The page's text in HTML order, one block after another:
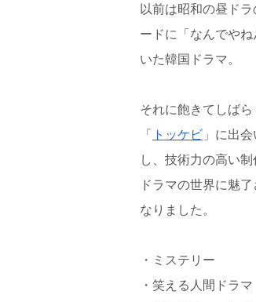
以前は昭和の昼ド
ードに「なんでや
いた韓国ドラマ。
それに飽きてしばら
「 トッケビ 」に出
し、技術力の高い
ドラマの世界に魅
なりました。
・ミステリー
・笑える人間ドラマ